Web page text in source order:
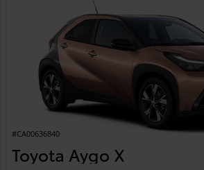
#CA00636840
Toyota Aygo X